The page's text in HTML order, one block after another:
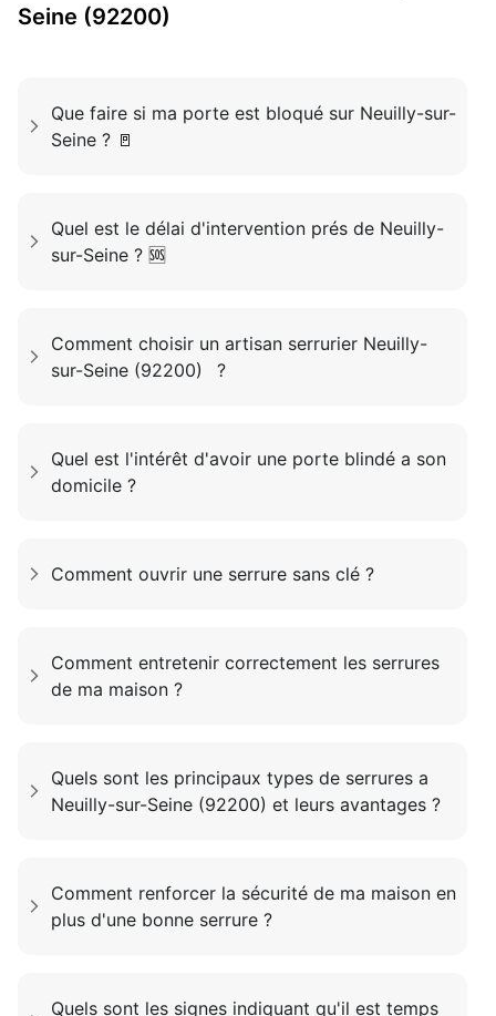
Seine (92200)
Que faire si ma porte est bloqué sur Neuilly-sur-
Seine ? 🚪
Quel est le délai d'intervention prés de Neuilly-
sur-Seine ? 🆘
Comment choisir un artisan serrurier Neuilly-
sur-Seine (92200) ?
Quel est l'intérêt d'avoir une porte blindé a son
domicile ?
Comment ouvrir une serrure sans clé ?
Comment entretenir correctement les serrures
de ma maison ?
Quels sont les principaux types de serrures a
Neuilly-sur-Seine (92200) et leurs avantages ?
Comment renforcer la sécurité de ma maison en
plus d'une bonne serrure ?
Quels sont les signes indiquant qu'il est temps